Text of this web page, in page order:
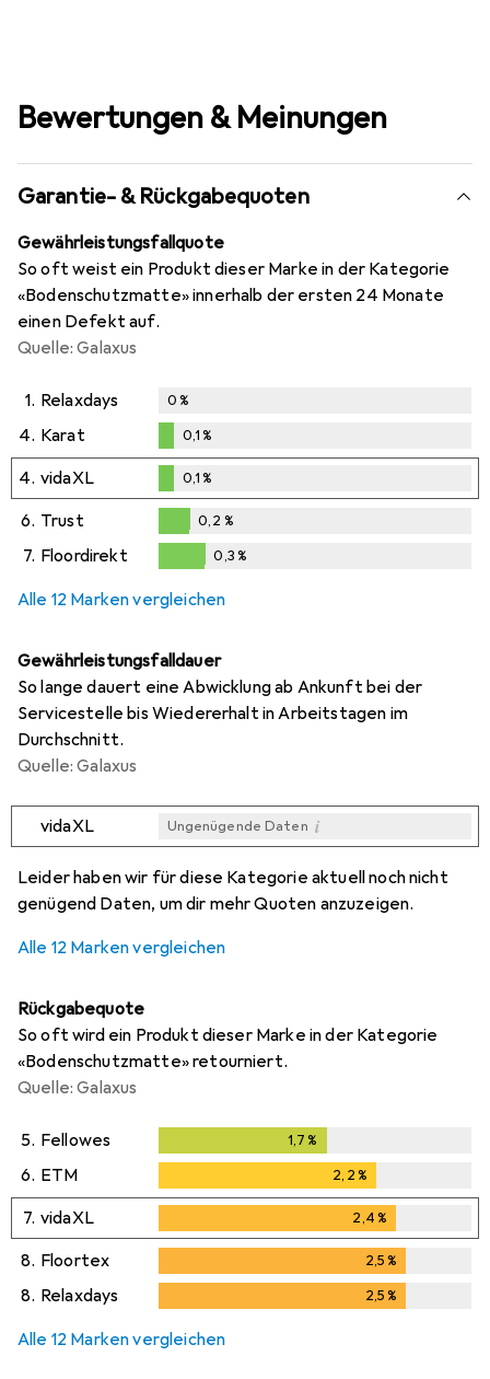
Bewertungen & Meinungen
Garantie- & Rückgabequoten
Gewährleistungsfallquote
So oft weist ein Produkt dieser Marke in der Kategorie
«Bodenschutzmatte» innerhalb der ersten 24 Monate
einen Defekt auf.
Quelle: Galaxus
1. Relaxdays 0%
4. Karat
0,1%
0,1%
4. vidaXL
0,1%
0,1%
6. Trust
0,2%
0,2 %
7. Floordirekt 0,3%
Alle 12 Marken vergleichen
Gewährleistungsfalldauer
So lange dauert eine Abwicklung ab Ankunft bei der
Servicestelle bis Wiedererhalt in Arbeitstagen im
Durchschnitt.
Quelle: Galaxus
vidaXL Ungenügende Daten i
Leider haben wir für diese Kategorie aktuell noch nicht
genügend Daten, um dir mehr Quoten anzuzeigen.
Alle 12 Marken vergleichen
Rückgabequote
So oft wird ein Produkt dieser Marke in der Kategorie
«Bodenschutzmatte» retourniert.
Quelle: Galaxus
5. Fellowes 1,7 %
6. ETM 2,2%
7. vidaXL 2,4%
8. Floortex 2,5%
8. Relaxdays 2,5%
Alle 12 Marken vergleichen